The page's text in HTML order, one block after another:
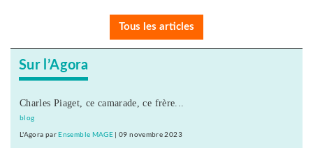
Tous les articles
Sur l’Agora
Charles Piaget, ce camarade, ce frère...
blog
L'Agora parEnsemble MAGE |09 novembre 2023